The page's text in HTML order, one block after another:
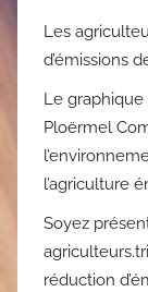
Les
d’émissions
Le graphique
Ploërmel
l’agriculture
Soyez
réduction